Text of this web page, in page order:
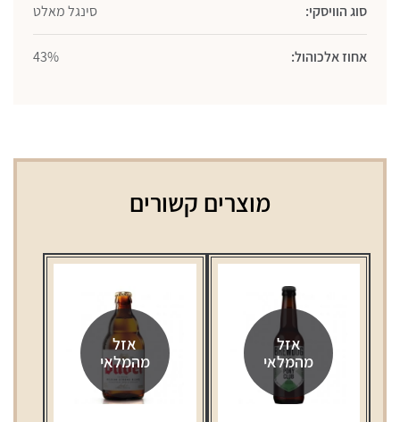
סוג הוויסקי: סינגל מאלט
אחוז אלכוהול: 43%
מוצרים קשורים
אזל
מהמלאי
אזל
מהמלאי